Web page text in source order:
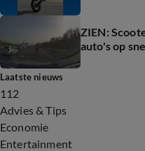
ZIEN:
auto's op
Laatste nieuws
112
Advies & Tips
Economie
Entertainment